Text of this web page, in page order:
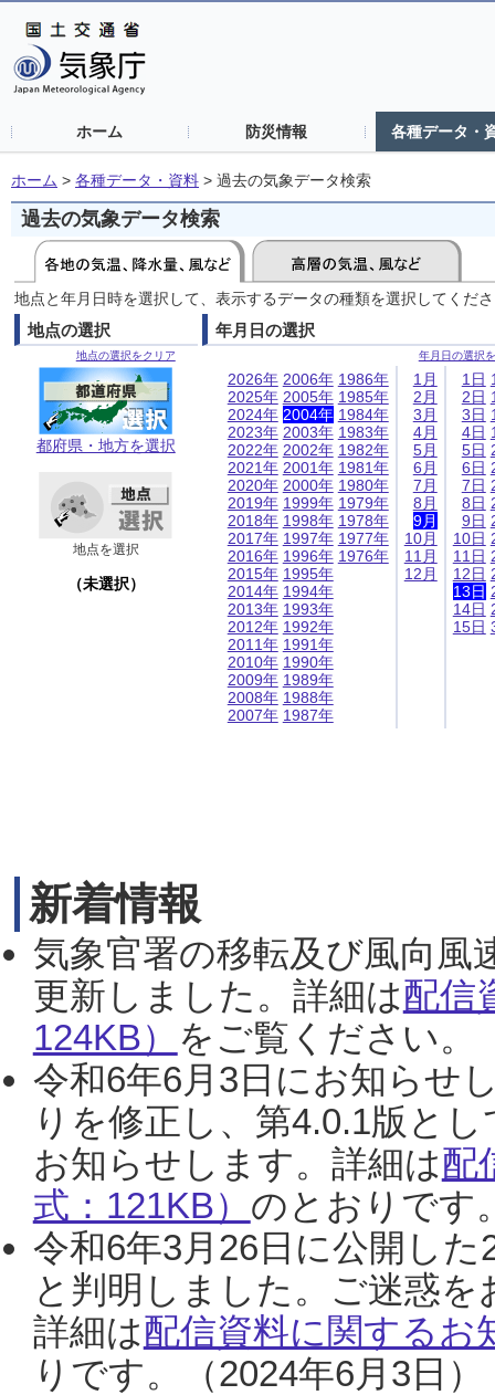
ホーム 防災情報 各種データ・
ホーム > 各種データ・資料 > 過去の気象データ検索
過去の気象データ検索
地点と年月日時を選択して、表示するデータの種類を選択してくだ
地点の選択
地点の選択をクリア
都府県・地方を選択
地点を選択
（未選択）
年月日の選択
年月日の選択
2026年
2025年
2024年
2023年
2022年
2021年
2020年
2019年
2018年
2017年
2016年
2015年
2014年
2013年
2012年
2011年
2010年
2009年
2008年
2007年
2006年
2005年
2004年
2003年
2002年
2001年
2000年
1999年
1998年
1997年
1996年
1995年
1994年
1993年
1992年
1991年
1990年
1989年
1988年
1987年
1986年
1985年
1984年
1983年
1982年
1981年
1980年
1979年
1978年
1977年
1976年
1月
2月
3月
4月
5月
6月
7月
8月
9月
10月
11月
12月
1日
2日
3日
4日
5日
6日
7日
8日
9日
10日
11日
12日
13日
14日
15日
新着情報
気象官署の移転及び風向風
更新しました。詳細は配信
124KB） をご覧ください。
令和6年6月3日にお知らせ
りを修正し、第4.0.1版と
お知らせします。詳細は配
式：121KB） のとおりです
令和6年3月26日に公開し
と判明しました。ご迷惑
詳細は配信資料に関するお
りです。（2024年6月3日）